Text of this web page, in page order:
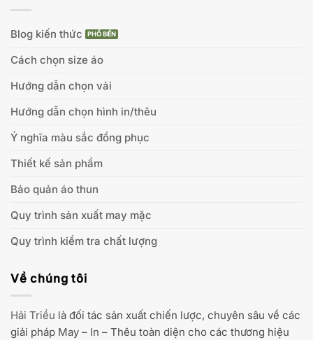
Blog kiến thức
Cách chọn size áo
Hướng dẫn chọn vải
Hướng dẫn chọn hình in/thêu
Ý nghĩa màu sắc đồng phục
Thiết kế sản phẩm
Bảo quản áo thun
Quy trình sản xuất may mặc
Quy trình kiểm tra chất lượng
Về chúng tôi
Hải Triều là đối tác sản xuất chiến lược, chuyên sâu về các
giải pháp May – In – Thêu toàn diện cho các thương hiệu